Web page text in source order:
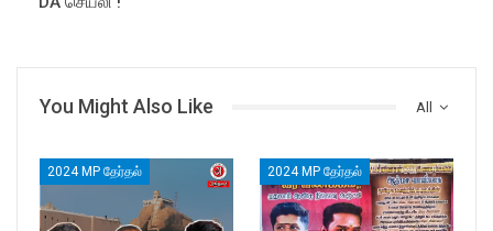
All
You Might Also Like
2024 MP தேர்தல் 2024 MP தேர்தல்